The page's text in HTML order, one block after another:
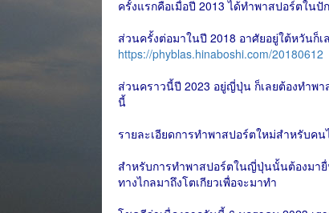
ครั้งแรกคือเมื่อปี 2013 ได้ทำพาสปอร์ตในปั
ส่วนครั้งต่อมาในปี 2018 อาศัยอยู่ใต้หวันก็
https://phyblas.hinaboshi.com/20180612
ส่วนคราวนี้ปี 2023 อยู่ญี่ปุ่น ก็เลยต้องทำพ
นี้
รายละเอียดการทำพาสปอร์ตใหม่สำหรับค
สำหรับการทำพาสปอร์ตในญี่ปุ่นนั้นต้องมายื่
ทางไกลมาถึงโตเกียวเพื่อจะมาทำ